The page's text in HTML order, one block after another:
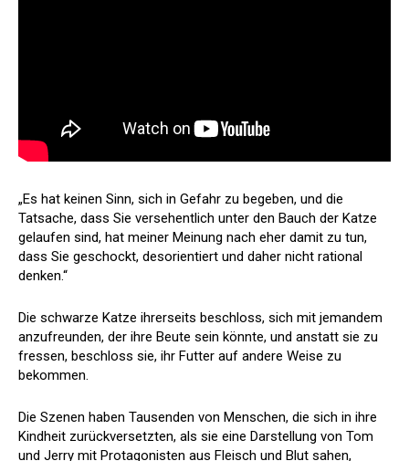
„Es hat keinen Sinn, sich in Gefahr zu begeben, und die
Tatsache, dass Sie versehentlich unter den Bauch der Katze
gelaufen sind, hat meiner Meinung nach eher damit zu tun,
dass Sie geschockt, desorientiert und daher nicht rational
denken.“
Die schwarze Katze ihrerseits beschloss, sich mit jemandem
anzufreunden, der ihre Beute sein könnte, und anstatt sie zu
fressen, beschloss sie, ihr Futter auf andere Weise zu
bekommen.
Die Szenen haben Tausenden von Menschen, die sich in ihre
Kindheit zurückversetzten, als sie eine Darstellung von Tom
und Jerry mit Protagonisten aus Fleisch und Blut sahen,